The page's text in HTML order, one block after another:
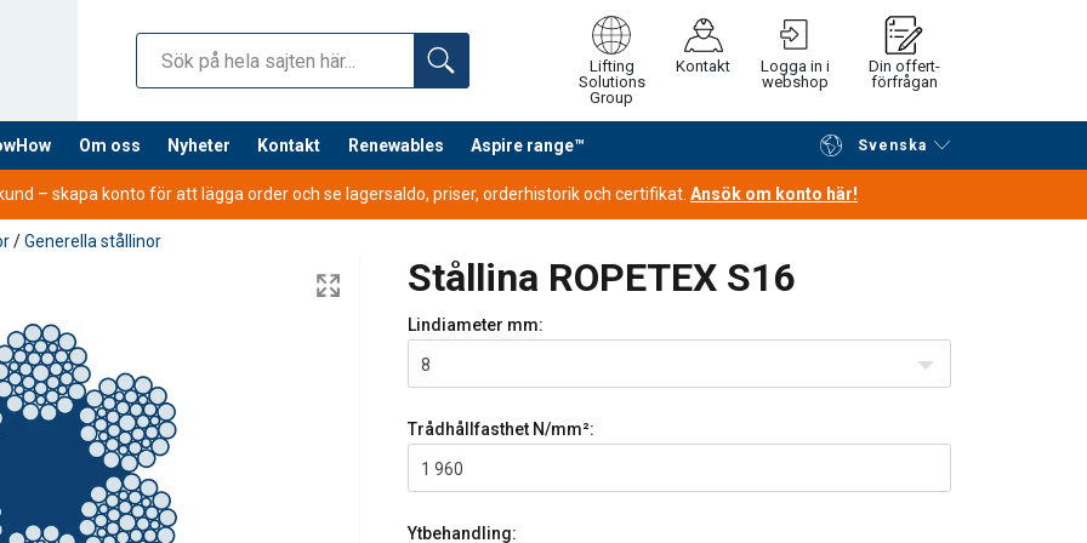
Lifting
Solutions
Group
Kontakt
Logga in i
webshop
Din offert-
förfrågan
Om oss Nyheter Kontakt Renewables Aspire range™ Svenska
Fortsätt handla Gå till kassan
– skapa konto för att lägga order och se lagersaldo, priser, orderhistorik och certifikat. Ansök om konto här!
/Generella stållinor
Stållina ROPETEX S16
Lindiameter mm:
8
Trådhållfasthet N/mm²:
1 960
Ytbehandling: